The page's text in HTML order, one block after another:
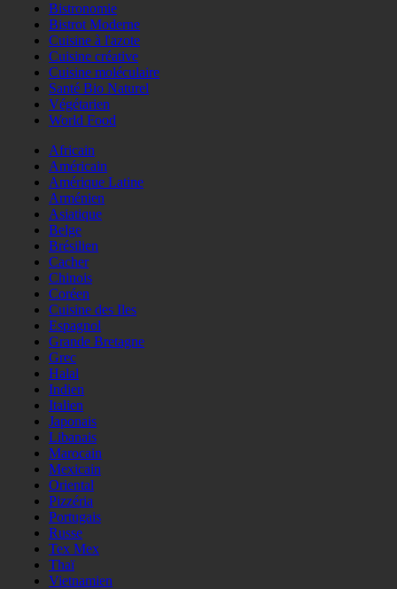
Bistronomie
Bistrot Moderne
Cuisine à l'azote
Cuisine créative
Cuisine moléculaire
Santé Bio Naturel
Végétarien
World Food
Africain
Américain
Amérique Latine
Arménien
Asiatique
Belge
Brésilien
Cacher
Chinois
Coréen
Cuisine des Iles
Espagnol
Grande Bretagne
Grec
Halal
Indien
Italien
Japonais
Libanais
Marocain
Mexicain
Oriental
Pizzéria
Portugais
Russe
Tex Mex
Thaï
Vietnamien